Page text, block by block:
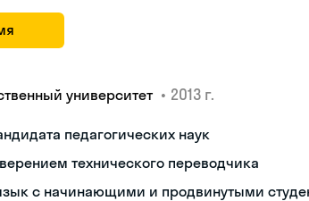
университет • 2013 г.
педагогических наук
технического переводчика
с начинающими и продвинутыми